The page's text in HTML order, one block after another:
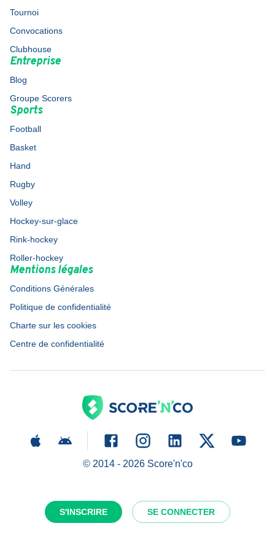
S'INSCRIRE SE CONNECTER
Tournoi
Convocations
Clubhouse
Entreprise
Blog
Groupe Scorers
Sports
Football
Basket
Hand
Rugby
Volley
Hockey-sur-glace
Rink-hockey
Roller-hockey
Mentions légales
Conditions Générales
Politique de confidentialité
Charte sur les cookies
Centre de confidentialité
© 2014 - 2026Score'n'co